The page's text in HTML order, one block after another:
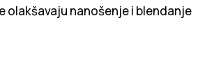
olakšavaju nanošenje i blendanje